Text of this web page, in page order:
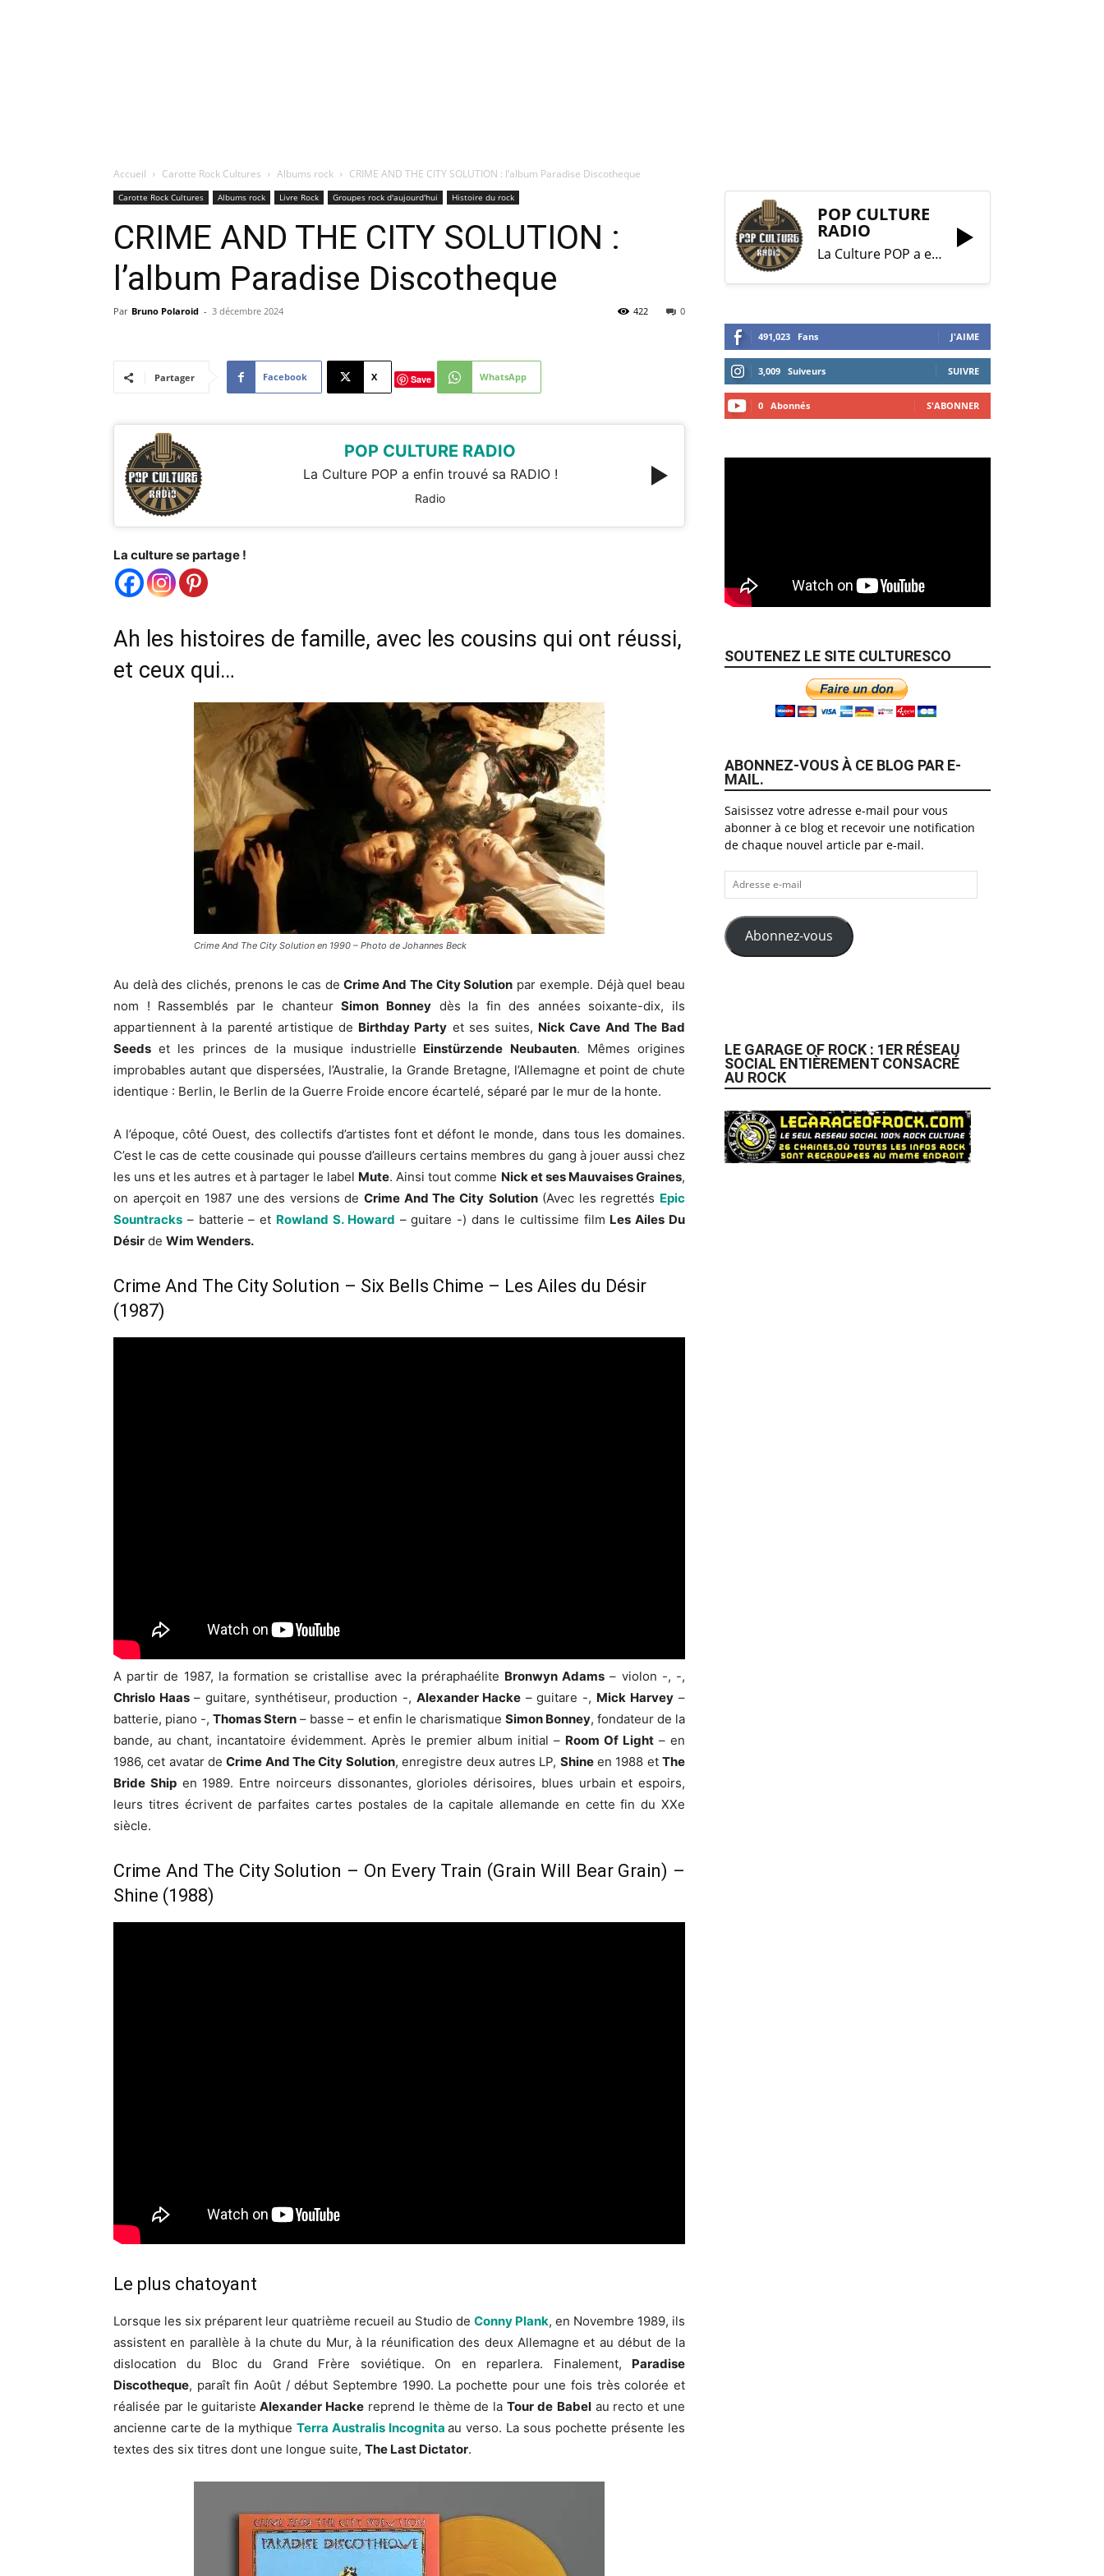
Accueil Carotte Rock Cultures Albums rock CRIME AND THE CITY SOLUTION : l’album Paradise Discotheque
Carotte Rock Cultures Albums rock Livre Rock Groupes rock d'aujourd'hui Histoire du rock
CRIME AND THE CITY SOLUTION :
l’album Paradise Discotheque
Par Bruno Polaroid - 3 décembre 2024 0
422
Partager Facebook X Save WhatsApp
POP CULTURE RADIO
La Culture POP a enfin trouvé sa RADIO !
Radio
La culture se partage !
Ah les histoires de famille, avec les cousins qui ont réussi,
et ceux qui…
Crime And The City Solution en 1990 – Photo de Johannes Beck
Au delà des clichés, prenons le cas de Crime And The City Solution par exemple. Déjà quel beau
nom ! Rassemblés par le chanteurSimon Bonney dès la fin des années soixante-dix, ils
appartiennent à la parenté artistique de Birthday Party et ses suites, Nick Cave And The Bad
Seeds et les princes de la musique industrielle Einstürzende Neubauten. Mêmes origines
improbables autant que dispersées, l’Australie, la Grande Bretagne, l’Allemagne et point de chute
identique : Berlin, le Berlin de la Guerre Froide encore écartelé, séparé par le mur de la honte.
A l’époque, côté Ouest, des collectifs d’artistes font et défont le monde, dans tous les domaines.
C’est le cas de cette cousinade qui pousse d’ailleurs certains membres du gang à jouer aussi chez
les uns et les autres et à partager le label Mute. Ainsi tout comme Nick et ses Mauvaises Graines,
on aperçoit en 1987 une des versions de Crime And The City Solution(Avec les regrettés Epic
Sountracks – batterie – et Rowland S. Howard – guitare -) dans le cultissime film Les Ailes Du
Désir de Wim Wenders.
Crime And The City Solution – Six Bells Chime – Les Ailes du Désir
(1987)
A partir de 1987, la formation se cristallise avec la préraphaélite Bronwyn Adams – violon -, -,
Chrislo Haas– guitare, synthétiseur, production -, Alexander Hacke – guitare -, Mick Harvey –
batterie, piano -,Thomas Stern – basse – et enfin le charismatique Simon Bonney, fondateur de la
bande, au chant, incantatoire évidemment. Après le premier album initial – Room Of Light – en
1986, cet avatar deCrime And The City Solution, enregistre deux autres LP, Shineen 1988 etThe
Bride Shipen 1989. Entre noirceurs dissonantes, glorioles dérisoires, blues urbain et espoirs,
leurs titres écrivent de parfaites cartes postales de la capitale allemande en cette fin du XXe
siècle.
Crime And The City Solution – On Every Train (Grain Will Bear Grain) –
Shine (1988)
Le plus chatoyant
Lorsque les six préparent leur quatrième recueil au Studio de Conny Plank, en Novembre 1989, ils
assistent en parallèle à la chute du Mur, à la réunification des deux Allemagne et au début de la
dislocation du Bloc du Grand Frère soviétique. On en reparlera. Finalement, Paradise
Discotheque, paraît fin Août / début Septembre 1990. La pochette pour une fois très colorée et
réalisée par le guitariste Alexander Hacke reprend le thème de laTour de Babelau recto et une
ancienne carte de la mythique Terra Australis Incognitaau verso. La sous pochette présente les
textes des six titres dont une longue suite, The Last Dictator.
POP CULTURE
RADIO
La Culture POP a enfin trouvé sa RADIO !
491,023 Fans J'AIME
3,009 Suiveurs SUIVRE
0 Abonnés S'ABONNER
SOUTENEZ LE SITE CULTURESCO
ABONNEZ-VOUS À CE BLOG PAR E-
MAIL.
Saisissez votre adresse e-mail pour vous
abonner à ce blog et recevoir une notification
de chaque nouvel article par e-mail.
Adresse
e-
mail
Abonnez-vous
LE GARAGE OF ROCK : 1ER RÉSEAU
SOCIAL ENTIÈREMENT CONSACRÉ
AU ROCK